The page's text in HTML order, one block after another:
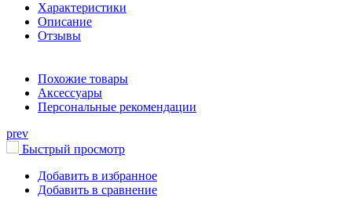
Характеристики
Описание
Отзывы
Похожие товары
Аксессуары
Персональные рекомендации
prev
Быстрый просмотр
Добавить в избранное
Добавить в сравнение